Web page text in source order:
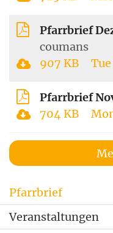
Pfarrbrief
coumans
907 KB
Pfarrbrief
704 KB
Pfarrbrief
Veranstaltungen